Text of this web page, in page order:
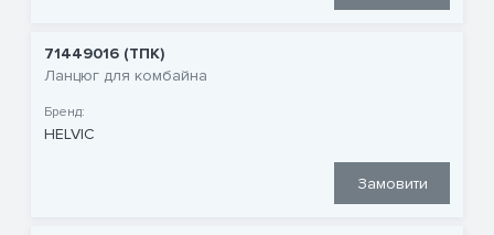
71449016 (ТПК)
Ланцюг для комбайна
Бренд:
HELVIC
Замовити